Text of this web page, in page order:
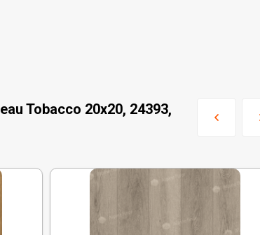
Tobacco 20x20, 24393,